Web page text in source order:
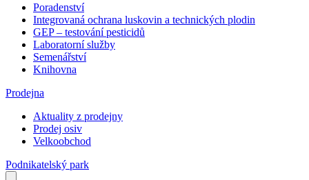
Poradenství
Integrovaná ochrana luskovin a technických plodin
GEP – testování pesticidů
Laboratorní služby
Semenářství
Knihovna
Prodejna
Aktuality z prodejny
Prodej osiv
Velkoobchod
Podnikatelský park